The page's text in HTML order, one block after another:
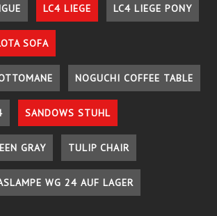
LC4 LIEGE LC4 LIEGE PONY
SOFA
NOGUCHI COFFEE TABLE
SANDOWS STUHL
GRAY TULIP CHAIR
WG 24 AUF LAGER